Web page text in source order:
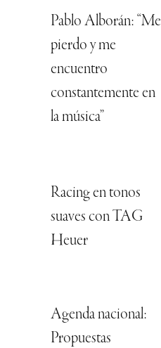
Pablo Alborán: “Me
pierdo y me
encuentro
constantemente en
la música”
Racing en tonos
suaves con TAG
Heuer
Agenda nacional:
Propuestas